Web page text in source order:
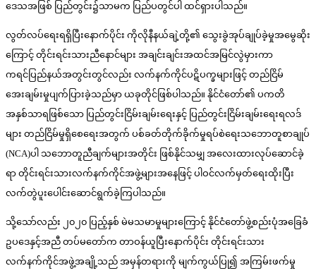
ဒေသအဖြစ် ပြည်တွင်း၌သာမက ပြည်ပတွင်ပါ ထင်ရှားပါသည်။
လွတ်လပ်ရေးရရှိပြီးနောက်ပိုင်း ကိုလိုနီနယ်ချဲ့တို့၏ သွေးခွဲအုပ်ချုပ်ခဲ့မှုအမွေဆိုး
ကြောင့် တိုင်းရင်းသားညီနောင်များ အချင်းချင်းအထင်အမြင်လွဲမှားကာ
ကရင်ပြည်နယ်အတွင်းတွင်လည်း လက်နက်ကိုင်ပဋိပက္ခများဖြင့် တည်ငြိမ်
အေးချမ်းမှုပျက်ပြားခဲ့သည်မှာ ယခုတိုင်ဖြစ်ပါသည်။ နိုင်ငံတော်၏ ပကတိ
အနှစ်သာရဖြစ်သော ပြည်တွင်းငြိမ်းချမ်းရေးနှင့် ပြည်တွင်းငြိမ်းချမ်းရေးရလဒ်
များ တည်ငြိမ်မှုရှိစေရေးအတွက် ပစ်ခတ်တိုက်ခိုက်မှုရပ်စဲရေးသဘောတူစာချုပ်
(NCA)ပါ သဘောတူညီချက်များအတိုင်း ဖြစ်နိုင်သမျှ အလေးထားလုပ်ဆောင်ခဲ့
ရာ တိုင်းရင်းသားလက်နက်ကိုင်အဖွဲ့များအနေဖြင့် ပါဝင်လက်မှတ်ရေးထိုးပြီး
လက်တွဲပူးပေါင်းဆောင်ရွက်ခဲ့ကြပါသည်။
သို့သော်လည်း ၂၀၂၀ ပြည့်နှစ် မဲမသမာမှုများကြောင့် နိုင်ငံတော်ဖွဲ့စည်းပုံအခြေခံ
ဥပဒေနှင့်အညီ တပ်မတော်က တာဝန်ယူပြီးနောက်ပိုင်း တိုင်းရင်းသား
လက်နက်ကိုင်အဖွဲ့အချို့သည် အမှန်တရားကို မျက်ကွယ်ပြု၍ အကြမ်းဖက်မှု